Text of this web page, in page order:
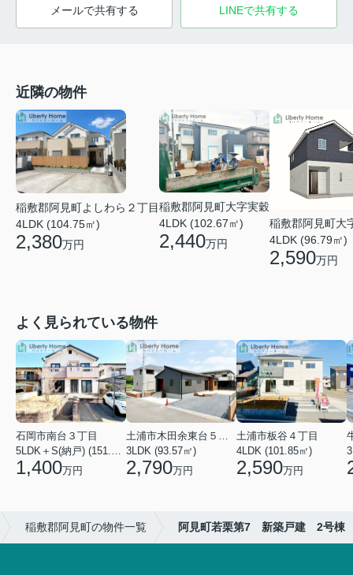
メールで共有する LINEで共有する
近隣の物件
稲敷郡阿見町よしわら２丁目
4LDK (104.75㎡)
2,380万円
稲敷郡阿見町大字実穀
4LDK (102.67㎡)
2,440万円
稲敷郡阿見町大
4LDK (96.79㎡)
2,590万円
よく見られている物件
石岡市南台３丁目
1,400万円
3LDK (93.57㎡)
2,790万円
土浦市板谷４丁目
4LDK (101.85㎡)
2,590万円
稲敷郡阿見町の物件一覧 阿見町若栗第7 新築戸建 2号棟